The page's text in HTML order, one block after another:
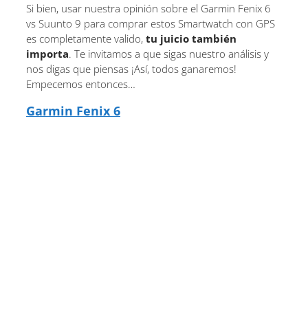
Si bien, usar nuestra opinión sobre el Garmin Fenix 6
vs Suunto 9 para comprar estos Smartwatch con GPS
es completamente valido, tu juicio también
importa. Te invitamos a que sigas nuestro análisis y
nos digas que piensas ¡Así, todos ganaremos!
Empecemos entonces…
Garmin Fenix 6